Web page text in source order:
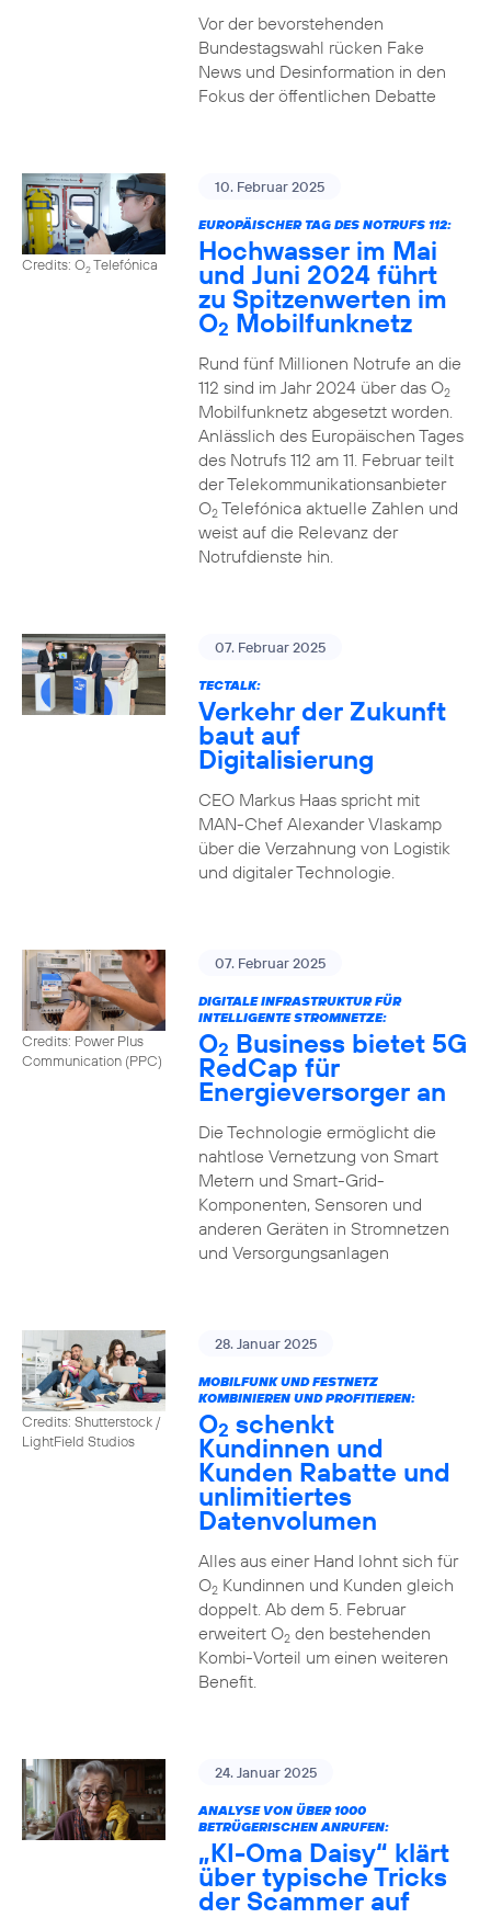
Vor der bevorstehenden
Bundestagswahl rücken Fake
News und Desinformation in den
Fokus der öffentlichen Debatte
Credits: O2Telefónica
10. Februar 2025
EUROPÄISCHER TAG DES NOTRUFS 112:
Hochwasser im Mai
und Juni 2024 führt
zu Spitzenwerten im
O2 Mobilfunknetz
Rund fünf Millionen Notrufe an die
112 sind im Jahr 2024 über das O2
Mobilfunknetz abgesetzt worden.
Anlässlich des Europäischen Tages
des Notrufs 112 am 11. Februar teilt
der Telekommunikationsanbieter
O2Telefónica aktuelle Zahlen und
weist auf die Relevanz der
Notrufdienste hin.
07. Februar 2025
TECTALK:
Verkehr der Zukunft
baut auf
Digitalisierung
CEO Markus Haas spricht mit
MAN-Chef Alexander Vlaskamp
über die Verzahnung von Logistik
und digitaler Technologie.
Credits: Power Plus
Communication (PPC)
07. Februar 2025
DIGITALE INFRASTRUKTUR FÜR
INTELLIGENTE STROMNETZE:
O2 Business bietet 5G
RedCap für
Energieversorger an
Die Technologie ermöglicht die
nahtlose Vernetzung von Smart
Metern und Smart-Grid-
Komponenten, Sensoren und
anderen Geräten in Stromnetzen
und Versorgungsanlagen
Credits: Shutterstock /
LightField Studios
28. Januar 2025
MOBILFUNK UND FESTNETZ
KOMBINIEREN UND PROFITIEREN:
O2 schenkt
Kundinnen und
Kunden Rabatte und
unlimitiertes
Datenvolumen
Alles aus einer Hand lohnt sich für
O2Kundinnen und Kunden gleich
doppelt. Ab dem 5. Februar
erweitert O2den bestehenden
Kombi-Vorteil um einen weiteren
Benefit.
24. Januar 2025
ANALYSE VON ÜBER 1000
BETRÜGERISCHEN ANRUFEN:
„KI-Oma Daisy“ klärt
über typische Tricks
der Scammer auf